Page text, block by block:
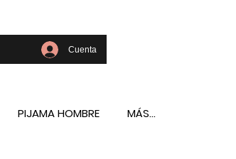
Cuenta
PIJAMA HOMBRE MÁS...